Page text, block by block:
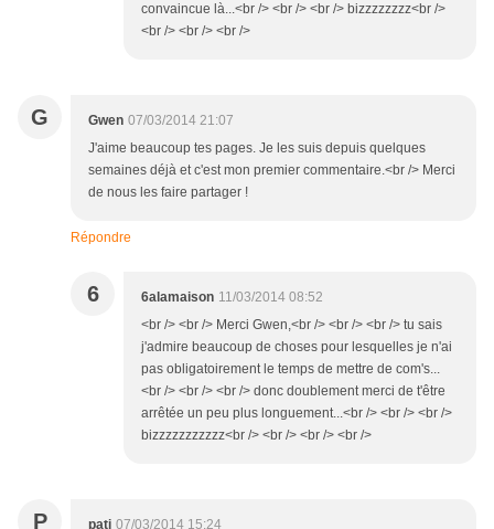
convaincue là...<br /> <br /> <br /> bizzzzzzzz<br />
<br /> <br /> <br />
G Gwen 07/03/2014 21:07
J'aime beaucoup tes pages. Je les suis depuis quelques
semaines déjà et c'est mon premier commentaire.<br /> Merci
de nous les faire partager !
Répondre
6 6alamaison 11/03/2014 08:52
<br /> <br /> Merci Gwen,<br /> <br /> <br /> tu sais
j'admire beaucoup de choses pour lesquelles je n'ai
pas obligatoirement le temps de mettre de com's...
<br /> <br /> <br /> donc doublement merci de t'être
arrêtée un peu plus longuement...<br /> <br /> <br />
bizzzzzzzzzzz<br /> <br /> <br /> <br />
P pati 07/03/2014 15:24